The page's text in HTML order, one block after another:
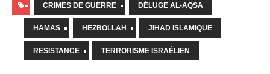
CRIMES DE GUERRE DÉLUGE AL-AQSA
HAMAS HEZBOLLAH JIHAD ISLAMIQUE
RESISTANCE TERRORISME ISRAÉLIEN